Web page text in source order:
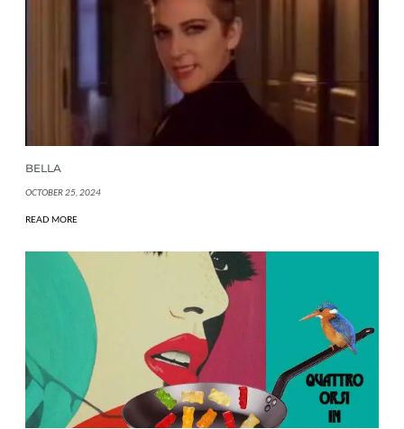
BELLA
OCTOBER 25, 2024
READ MORE